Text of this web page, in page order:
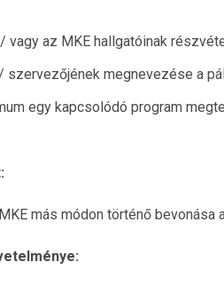
vagy az MKE hallgatóinak
szervezőjének megnevezése a
egy kapcsolódó program
más módon történő bevonása